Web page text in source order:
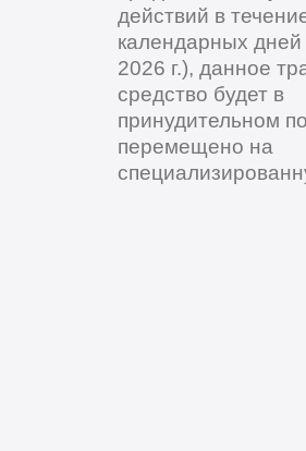
действий в
календарных
2026 г.), данное
средство будет в
принудительном
перемещено на